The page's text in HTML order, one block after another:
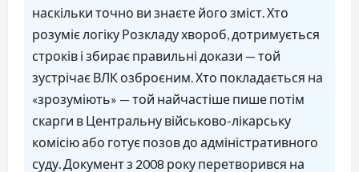
наскільки точно ви знаєте його зміст. Хто
розуміє логіку Розкладу хвороб, дотримується
строків і збирає правильні докази — той
зустрічає ВЛК озброєним. Хто покладається на
«зрозуміють» — той найчастіше пише потім
скарги в Центральну військово-лікарську
комісію або готує позов до адміністративного
суду. Документ з 2008 року перетворився на